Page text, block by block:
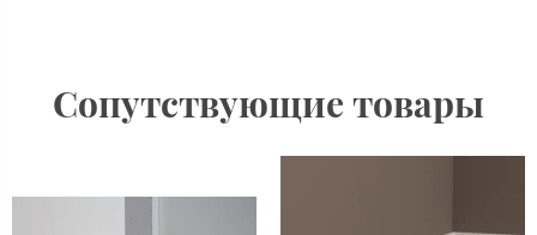
Сопутствующие товары